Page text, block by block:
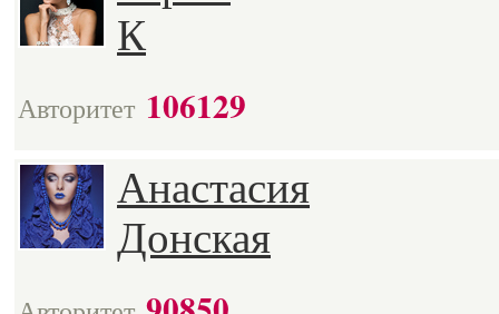
К
Авторитет 106129
Анастасия
Донская